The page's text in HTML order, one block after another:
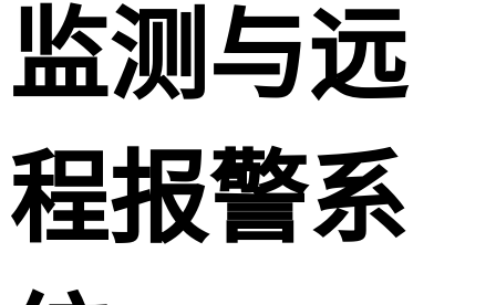
监测与远
程报警系